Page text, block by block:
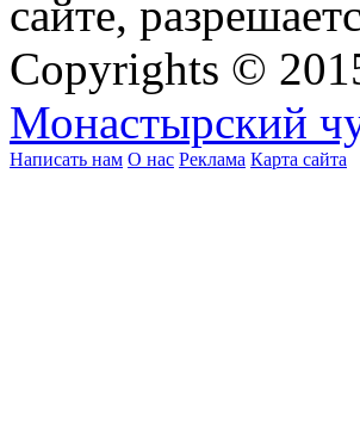
сайте,
Copyrights ©
Монастырский
Написать нам О нас Реклама Карта сайта